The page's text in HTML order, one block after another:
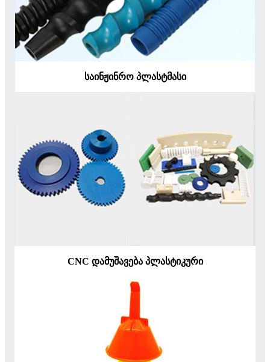
საინჟინრო პლასტმასი
CNC დამუშავება პლასტიკური